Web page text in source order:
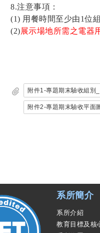
8.注意事項：
(1) 用餐時間至少由1位
(2)展示場地所需之電器
附件1-專題期末驗收組別
附件2-專題期末驗收平面
系所簡介
系所介紹
教育目標及核